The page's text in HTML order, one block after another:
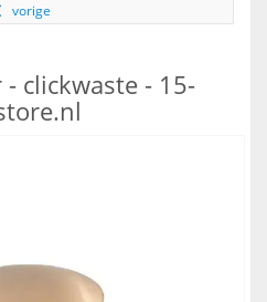
vorige
clickwaste - 15-